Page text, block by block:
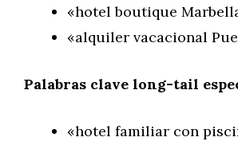
«hotel boutique
«alquiler vacacional
Palabras clave long-tail
«hotel familiar con